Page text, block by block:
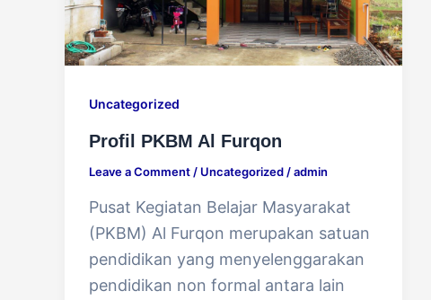
Uncategorized
Profil PKBM Al Furqon
Leave a Comment / Uncategorized /admin
Pusat Kegiatan Belajar Masyarakat
(PKBM) Al Furqon merupakan satuan
pendidikan yang menyelenggarakan
pendidikan non formal antara lain